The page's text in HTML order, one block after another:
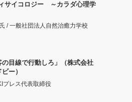
サイコロジー ～カラダ心理学
/ 一般社団法人自然治癒力学校
目線で行動しろ」（株式会社
ー）
プレス代表取締役